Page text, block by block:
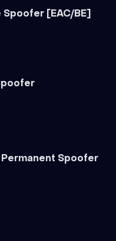
[EAC/BE]
外挂
Permanent Spoofer外挂